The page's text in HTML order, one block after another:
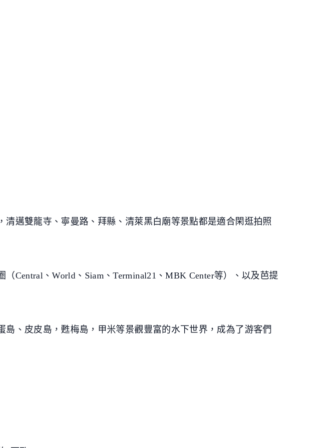
邁雙龍寺、寧曼路、拜縣、清萊黑白廟等景點都是適合閑逛拍照
Central、World、Siam、Terminal21、MBK Center等）、以及芭提
、皮皮島，甦梅島，甲米等景觀豐富的水下世界，成為了游客們